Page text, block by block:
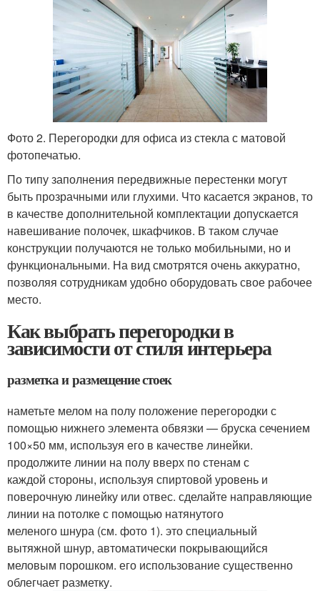
Фото 2. Перегородки для офиса из стекла с матовой
фотопечатью.
По типу заполнения передвижные перестенки могут
быть прозрачными или глухими. Что касается экранов, то
в качестве дополнительной комплектации допускается
навешивание полочек, шкафчиков. В таком случае
конструкции получаются не только мобильными, но и
функциональными. На вид смотрятся очень аккуратно,
позволяя сотрудникам удобно оборудовать свое рабочее
место.
Как выбрать перегородки в
зависимости от стиля интерьера
разметка и размещение стоек
наметьте мелом на полу положение перегородки с
помощью нижнего элемента обвязки — бруска сечением
100×50 мм, используя его в качестве линейки.
продолжите линии на полу вверх по стенам с
каждой стороны, используя спиртовой уровень и
поверочную линейку или отвес. сделайте направляющие
линии на потолке с помощью натянутого
меленого шнура (см. фото 1). это специальный
вытяжной шнур, автоматически покрывающийся
меловым порошком. его использование существенно
облегчает разметку.